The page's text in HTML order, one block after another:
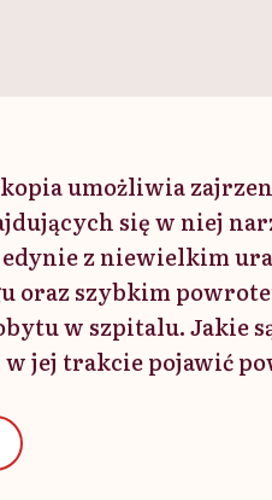
umożliwia
się w niej
z niewielkim
oraz szybkim
w szpitalu. Jakie
w jej trakcie pojawić